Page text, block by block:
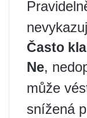
Často
Ne,
může
snížená